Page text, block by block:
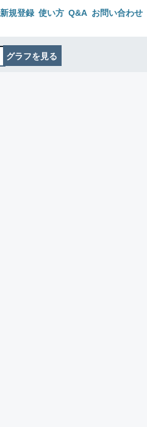
新規登録 使い方 Q&A お問い合わせ
グラフを見る